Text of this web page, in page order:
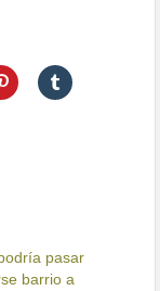
pasar
barrio a